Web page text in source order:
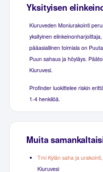
Yksityisen
Kiuruveden Moniurakointi
yksityinen
pääasiallinen toimiala on
Puun sahaus ja höyläys.
Kiuruvesi.
Profinder luokittelee riskin
1-4 henkilöä.
Muita
Tmi Kylän saha ja
Kiuruvesi